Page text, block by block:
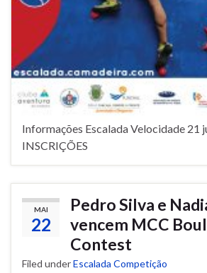
Informações Escalada Velocidade 21
INSCRIÇÕES
MAI
22
Pedro Silva e
vencem MCC
Contest
Filed underEscalada Competição